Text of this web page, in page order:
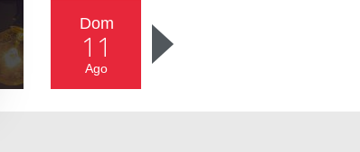
Dom
11
Ago